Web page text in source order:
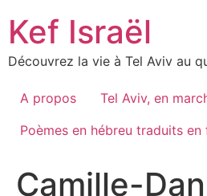
content
Kef Israël
Découvrez la vie à Tel Aviv au
A propos
Tel Aviv, en
Poèmes en hébreu traduits en
Camille-